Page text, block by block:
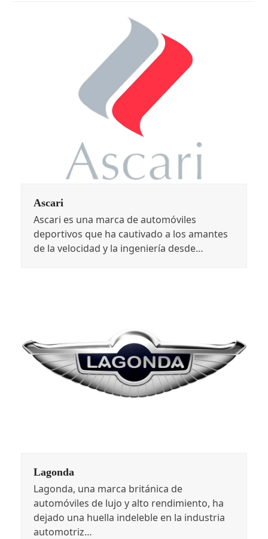
Ascari
Ascari es una marca de automóviles
deportivos que ha cautivado a los amantes
de la velocidad y la ingeniería desde…
Lagonda
Lagonda, una marca británica de
automóviles de lujo y alto rendimiento, ha
dejado una huella indeleble en la industria
automotriz…